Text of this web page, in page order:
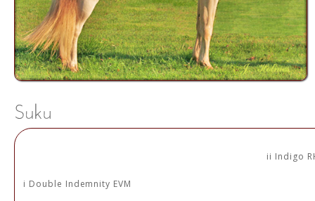
i Double Indemnity EVM
ii Indigo